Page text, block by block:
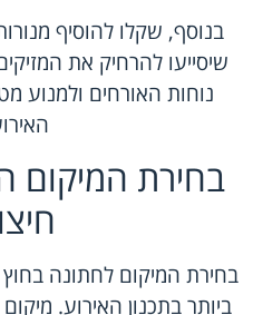
בנוסף, שקלו להוסיף
שיסייעו להרחיק את
נוחות האורחים ולמנוע
בחירת המיקום
בחירת המיקום לחתונה
ביותר בתכנון האירוע.